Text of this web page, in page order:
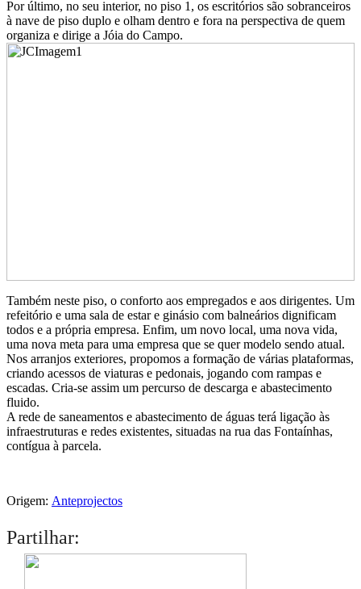
Por último, no seu interior, no piso 1, os escritórios são sobranceiros
à nave de piso duplo e olham dentro e fora na perspectiva de quem
organiza e dirige a Jóia do Campo.
Também neste piso, o conforto aos empregados e aos dirigentes. Um
refeitório e uma sala de estar e ginásio com balneários dignificam
todos e a própria empresa. Enfim, um novo local, uma nova vida,
uma nova meta para uma empresa que se quer modelo sendo atual.
Nos arranjos exteriores, propomos a formação de várias plataformas,
criando acessos de viaturas e pedonais, jogando com rampas e
escadas. Cria-se assim um percurso de descarga e abastecimento
fluido.
A rede de saneamentos e abastecimento de águas terá ligação às
infraestruturas e redes existentes, situadas na rua das Fontaínhas,
contígua à parcela.
Origem: Anteprojectos
Partilhar: